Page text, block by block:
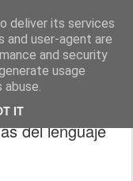
deliver its services
and user-agent are
and security
usage
IT
Servicios
de las
del lenguaje